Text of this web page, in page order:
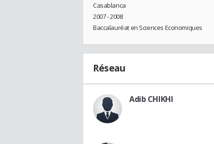
Casablanca
2007 - 2008
Baccalauréat en Sciences Economiques
Réseau
Adib CHIKHI